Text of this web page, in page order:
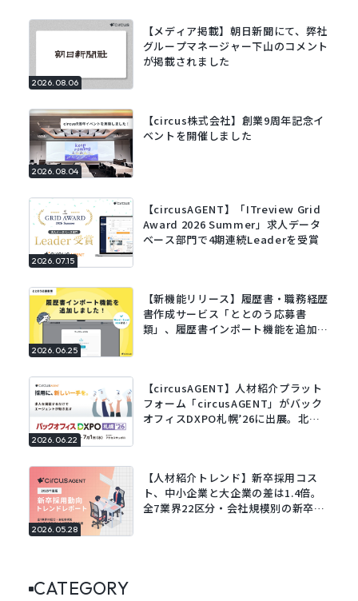
2026.08.06
【メディア掲載】朝日新聞にて、弊社
グループマネージャー下山のコメント
が掲載されました
2026.08.04
【circus株式会社】創業9周年記念イ
ベントを開催しました
2026.07.15
【circusAGENT】「ITreview Grid
Award 2026 Summer」求人データ
ベース部門で4期連続Leaderを受賞
2026.06.25
【新機能リリース】履歴書・職務経歴
書作成サービス「ととのう応募書
類」、履歴書インポート機能を追加。
2026.06.22
【circusAGENT】人材紹介プラット
フォーム「circusAGENT」がバック
オフィスDXPO札幌’26に出展。北海
2026.05.28
【人材紹介トレンド】新卒採用コス
ト、中小企業と大企業の差は1.4倍。
全7業界22区分・会社規模別の新卒採
CATEGORY